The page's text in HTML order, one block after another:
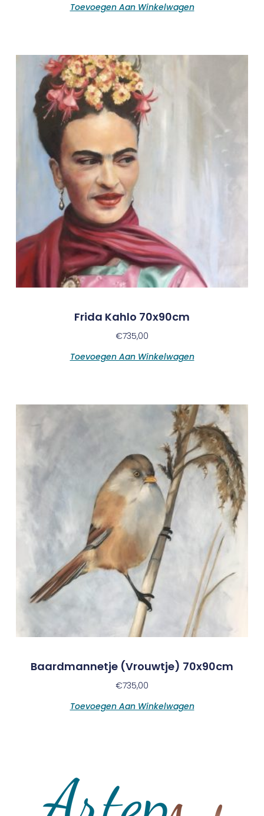
Toevoegen Aan Winkelwagen
Frida Kahlo 70x90cm
€735,00
Toevoegen Aan Winkelwagen
Baardmannetje (vrouwtje) 70x90cm
€735,00
Toevoegen Aan Winkelwagen